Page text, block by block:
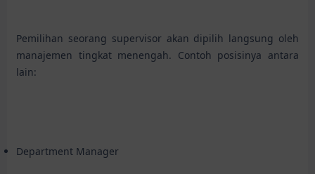
Pemilihan seorang supervisor akan dipilih langsung oleh
manajemen tingkat menengah. Contoh posisinya antara
lain:
Department Manager